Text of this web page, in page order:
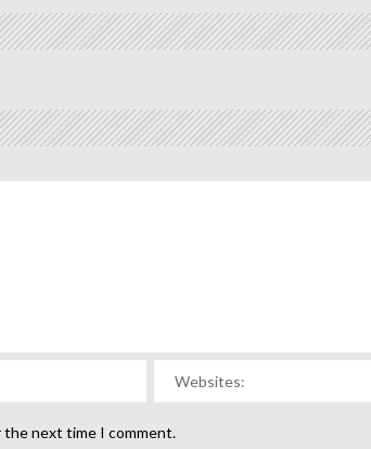
the next time I comment.